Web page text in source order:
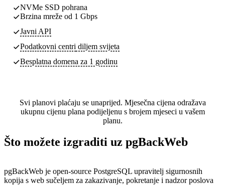
NVMe SSD pohrana
Brzina mreže od 1 Gbps
Javni API
Podatkovni centri diljem svijeta
Besplatna domena za 1 godinu
Svi planovi plaćaju se unaprijed. Mjesečna cijena odražava
ukupnu cijenu plana podijeljenu s brojem mjeseci u vašem
planu.
Što možete izgraditi uz pgBackWeb
pgBackWeb je open-source PostgreSQL upravitelj sigurnosnih
kopija s web sučeljem za zakazivanje, pokretanje i nadzor poslova